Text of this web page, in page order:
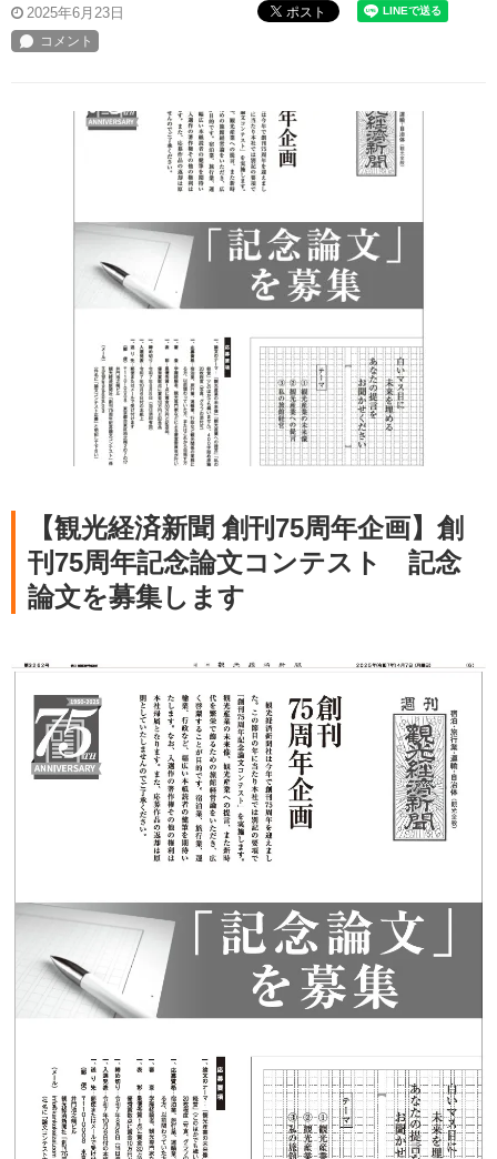
2025年6月23日 ポスト
【観光経済新聞 創刊75周年企画】創
刊75周年記念論文コンテスト 記念
論文を募集します